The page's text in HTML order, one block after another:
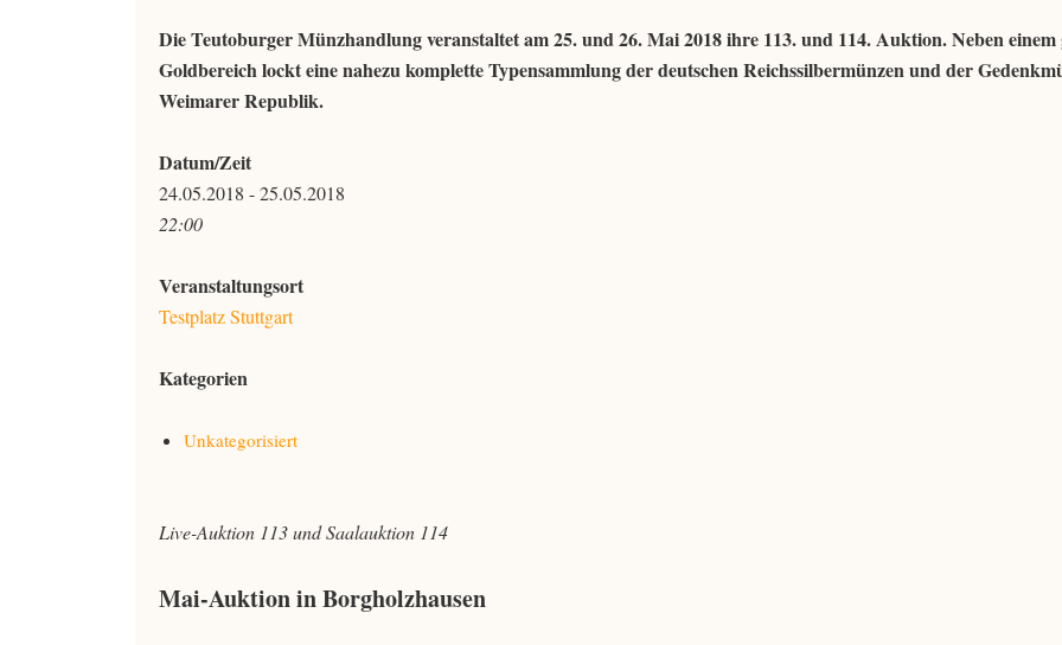
Die Teutoburger Münzhandlung veranstaltet am 25. und 26. Mai 2018 ihre 113. und 114. Auktion. Neben einem
Goldbereich lockt eine nahezu komplette Typensammlung der deutschen Reichssilbermünzen und der
Weimarer Republik.
Datum/Zeit
24.05.2018 - 25.05.2018
22:00
Veranstaltungsort
Testplatz Stuttgart
Kategorien
Unkategorisiert
Live-Auktion 113 und Saalauktion 114
Mai-Auktion in Borgholzhausen